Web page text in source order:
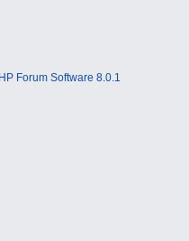
Forum Software 8.0.1